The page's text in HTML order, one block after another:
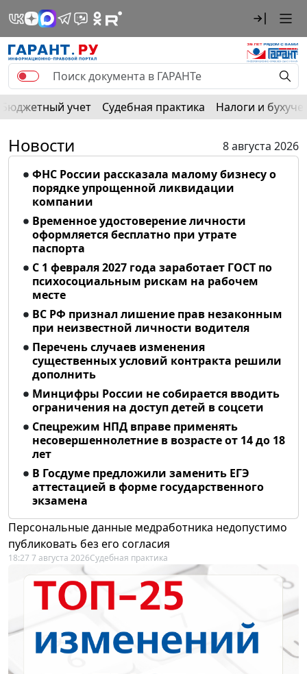
Бюджетный учет Судебная практика Налоги и
Новости
8 августа 2026
ФНС России рассказала малому бизнесу о
порядке упрощенной ликвидации
компании
Временное удостоверение личности
оформляется бесплатно при утрате
паспорта
С 1 февраля 2027 года заработает ГОСТ по
психосоциальным рискам на рабочем
месте
ВС РФ признал лишение прав незаконным
при неизвестной личности водителя
Перечень случаев изменения
существенных условий контракта решили
дополнить
Минцифры России не собирается вводить
ограничения на доступ детей в соцсети
Спецрежим НПД вправе применять
несовершеннолетние в возрасте от 14 до 18
лет
В Госдуме предложили заменить ЕГЭ
аттестацией в форме государственного
экзамена
Персональные данные медработника недопустимо
публиковать без его согласия
18:27 7 августа 2026Судебная практика